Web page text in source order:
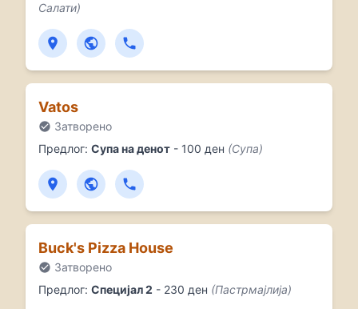
Салати)
Vatos
Затворено
Предлог: Супа на денот - 100 ден (Супа)
Buck's Pizza House
Затворено
Предлог: Специјал 2 - 230 ден (Пастрмајлија)